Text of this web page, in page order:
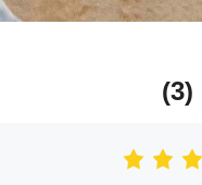
(3)